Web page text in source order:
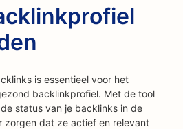
is essentieel voor het
backlinkprofiel. Met de tool
status van je backlinks in de
zorgen dat ze actief en relevant